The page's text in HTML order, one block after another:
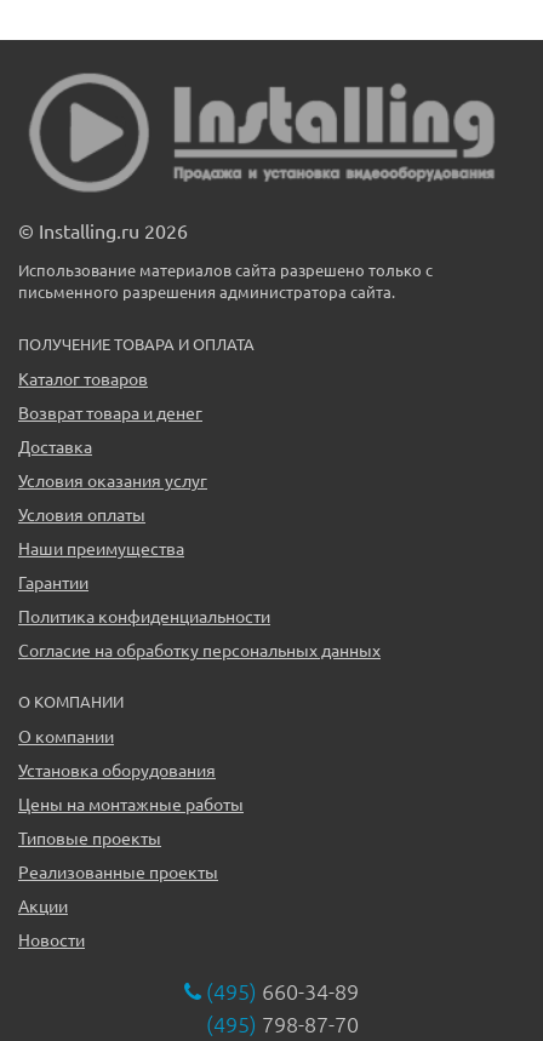
© Installing.ru 2026
Использование материалов сайта разрешено только с
письменного разрешения администратора сайта.
ПОЛУЧЕНИЕ ТОВАРА И ОПЛАТА
Каталог товаров
Возврат товара и денег
Доставка
Условия оказания услуг
Условия оплаты
Наши преимущества
Гарантии
Политика конфиденциальности
Согласие на обработку персональных данных
О КОМПАНИИ
О компании
Установка оборудования
Цены на монтажные работы
Типовые проекты
Реализованные проекты
Акции
Новости
(495) 660-34-89
(495) 798-87-70